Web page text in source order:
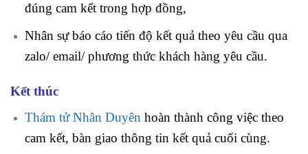
đúng cam kết trong hợp đồng,
Nhân sự báo cáo tiến độ kết quả theo yêu cầu qua
zalo/ email/ phương thức khách hàng yêu cầu.
Kết thúc
Thám tử Nhân Duyên hoàn thành công việc theo
cam kết, bàn giao thông tin kết quả cuối cùng.